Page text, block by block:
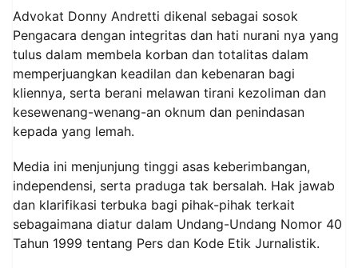
Advokat Donny Andretti dikenal sebagai sosok
Pengacara dengan integritas dan hati nurani nya yang
tulus dalam membela korban dan totalitas dalam
memperjuangkan keadilan dan kebenaran bagi
kliennya, serta berani melawan tirani kezoliman dan
kesewenang-wenang-an oknum dan penindasan
kepada yang lemah.
Media ini menjunjung tinggi asas keberimbangan,
independensi, serta praduga tak bersalah. Hak jawab
dan klarifikasi terbuka bagi pihak-pihak terkait
sebagaimana diatur dalam Undang-Undang Nomor 40
Tahun 1999 tentang Pers dan Kode Etik Jurnalistik.